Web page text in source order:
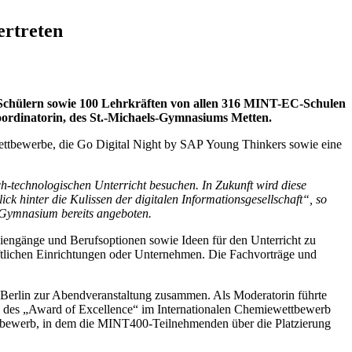
sowie 100 Lehrkräften von allen 316 MINT-EC-Schulen
des St.-Michaels-Gymnasiums Metten.
die Go Digital Night by SAP Young Thinkers sowie eine
technologischen Unterricht besuchen. In Zukunft wird diese
hinter die Kulissen der digitalen Informationsgesellschaft“, so
bereits angeboten.
und Berufsoptionen sowie Ideen für den Unterricht zu
Einrichtungen oder Unternehmen. Die Fachvorträge und
zur Abendveranstaltung zusammen. Als Moderatorin führte
„Award of Excellence“ im Internationalen Chemiewettbewerb
in dem die MINT400-Teilnehmenden über die Platzierung